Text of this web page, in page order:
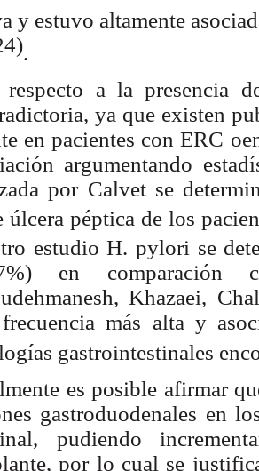
y estuvo altamente
.
respecto a la presencia
ya que existen
en pacientes con ERC
argumentando
por Calvet se
úlcera péptica de los
estudio H. pylori se
en comparación
Khazaei,
más alta y
gastrointestinales
es posible afirmar
gastroduodenales en
pudiendo
por lo cual se